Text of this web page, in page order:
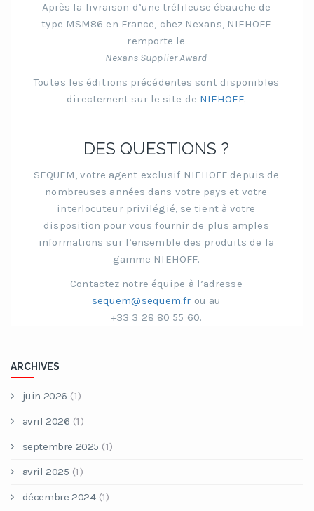
Après la livraison d’une tréfileuse ébauche de
type MSM86 en France, chez Nexans, NIEHOFF
remporte le
Nexans Supplier Award
Toutes les éditions précédentes sont disponibles
directement sur le site de NIEHOFF.
DES QUESTIONS ?
SEQUEM, votre agent exclusif NIEHOFF depuis de
nombreuses années dans votre pays et votre
interlocuteur privilégié, se tient à votre
disposition pour vous fournir de plus amples
informations sur l’ensemble des produits de la
gamme NIEHOFF.
Contactez notre équipe à l’adresse
sequem@sequem.fr ou au
+33 3 28 80 55 60.
ARCHIVES
juin 2026 (1)
avril 2026 (1)
septembre 2025 (1)
avril 2025 (1)
décembre 2024(1)